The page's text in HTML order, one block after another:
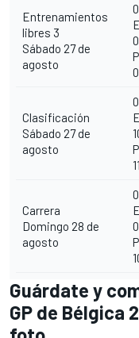
Entrenamientos
libres 3
Sábado 27 de
agosto
Clasificación
Sábado 27 de
agosto
Carrera
Domingo 28 de
agosto
Guárdate y
GP de Bélgica